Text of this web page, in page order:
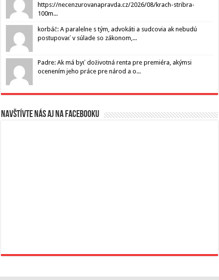
https://necenzurovanapravda.cz/2026/08/krach-stribra-
100m...
korbáč: A paralelne s tým, advokáti a sudcovia ak nebudú
postupovať v súlade so zákonom,...
Padre: Ak má byť doživotná renta pre premiéra, akýmsi
ocenením jeho práce pre národ a o...
Navštívte nás aj na Facebooku